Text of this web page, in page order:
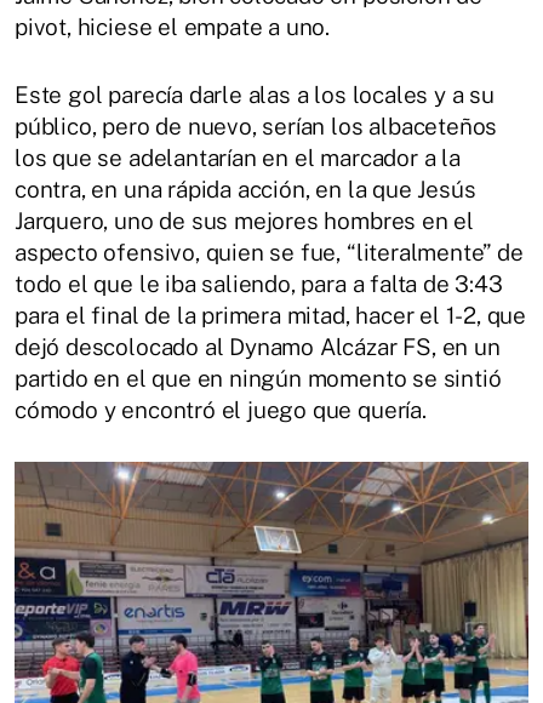
pivot, hiciese el empate a uno.
Este gol parecía darle alas a los locales y a su
público, pero de nuevo, serían los albaceteños
los que se adelantarían en el marcador a la
contra, en una rápida acción, en la que Jesús
Jarquero, uno de sus mejores hombres en el
aspecto ofensivo, quien se fue, “literalmente” de
todo el que le iba saliendo, para a falta de 3:43
para el final de la primera mitad, hacer el 1-2, que
dejó descolocado al Dynamo Alcázar FS, en un
partido en el que en ningún momento se sintió
cómodo y encontró el juego que quería.